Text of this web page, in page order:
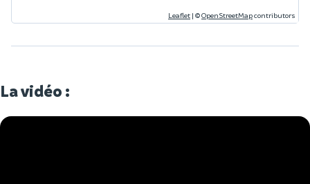
Leaflet | ©OpenStreetMapcontributors
La vidéo :